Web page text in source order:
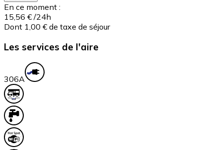
En ce moment :
15,56 € /24h
Dont 1,00 € de taxe de séjour
Les services de l'aire
306A